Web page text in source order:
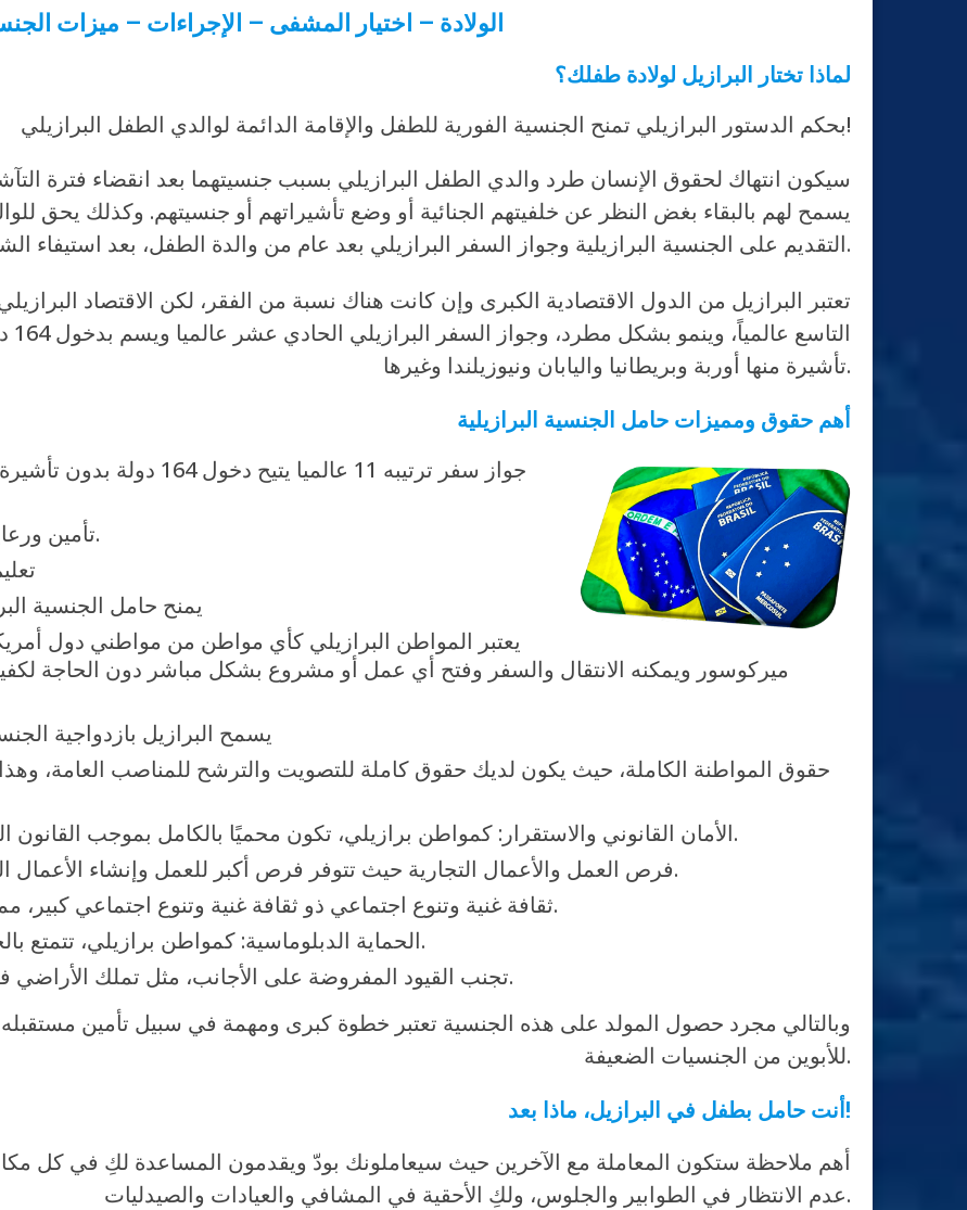
الولادة – اختيار المشفى – الإجراءات – ميزات
لماذا تختار البرازيل لولادة طفلك؟
بحكم الدستور البرازيلي تمنح الجنسية الفورية للطفل والإقامة الدائمة لوالدي الطفل البرازيلي!
سيكون انتهاك لحقوق الإنسان طرد والدي الطفل البرازيلي بسبب جنسيتهما بعد انقضاء فترة
يسمح لهم بالبقاء بغض النظر عن خلفيتهم الجنائية أو وضع تأشيراتهم أو جنسيتهم. وكذلك يحق
التقديم على الجنسية البرازيلية وجواز السفر البرازيلي بعد عام من والدة الطفل، بعد استيفاء الشروط.
تعتبر البرازيل من الدول الاقتصادية الكبرى وإن كانت هناك نسبة من الفقر، لكن الاقتصاد
تأشيرة منها أوربة وبريطانيا واليابان ونيوزيلندا وغيرها.
أهم حقوق ومميزات حامل الجنسية البرازيلية
جواز سفر ترتيبه 11 عالميا
تأمين ورعاية صحية شاملة لكافة أفراد الأسرة مجاناً.
يمنح حامل الجنسية
يعتبر المواطن البرازيلي كأي مواطن من مواطني دول
ميركوسور ويمكنه الانتقال والسفر وفتح أي عمل أو مشروع بشكل مباشر دون الحاجة
يسمح البرازيل بازدواجية
حقوق المواطنة الكاملة، حيث يكون لديك حقوق كاملة للتصويت والترشح للمناصب العامة،
الأمان القانوني والاستقرار: كمواطن برازيلي، تكون محميًا بالكامل بموجب القانون البرازيلي، مما يوفر استقرارًا قانونيًا وأمانًا.
فرص العمل والأعمال التجارية حيث تتوفر فرص أكبر للعمل وإنشاء الأعمال التجارية في البرازيل، التي تتاح للمواطنين.
ثقافة غنية وتنوع اجتماعي ذو ثقافة غنية وتنوع اجتماعي كبير، مما يجعلها بيئة متنامية ومتنوعة للعيش فيها.
الحماية الدبلوماسية: كمواطن برازيلي، تتمتع بالحماية الدبلوماسية عند السفر إلى الخارج.
تجنب القيود المفروضة على الأجانب، مثل تملك الأراضي في مناطق معينة، لا تطبق على المواطنين.
وبالتالي مجرد حصول المولد على هذه الجنسية تعتبر خطوة كبرى ومهمة في سبيل تأمين
للأبوين من الجنسيات الضعيفة.
أنت حامل بطفل في البرازيل، ماذا بعد!
أهم ملاحظة ستكون المعاملة مع الآخرين حيث سيعاملونك بودّ ويقدمون المساعدة لكِ في كل
عدم الانتظار في الطوابير والجلوس، ولكِ الأحقية في المشافي والعيادات والصيدليات.